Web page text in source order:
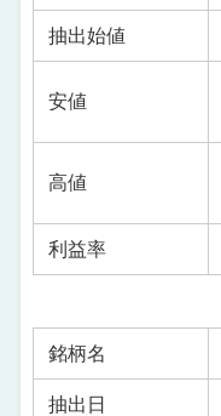
抽出始値
安値
高値
利益率
銘柄名
抽出日